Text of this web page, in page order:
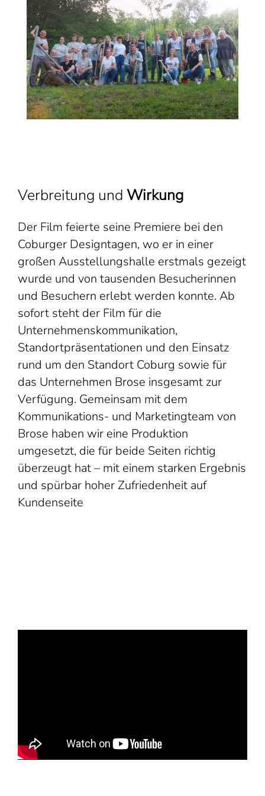
Verbreitung und Wirkung
Der Film feierte seine Premiere bei den
Coburger Designtagen, wo er in einer
großen Ausstellungshalle erstmals gezeigt
wurde und von tausenden Besucherinnen
und Besuchern erlebt werden konnte. Ab
sofort steht der Film für die
Unternehmenskommunikation,
Standortpräsentationen und den Einsatz
rund um den Standort Coburg sowie für
das Unternehmen Brose insgesamt zur
Verfügung. Gemeinsam mit dem
Kommunikations- und Marketingteam von
Brose haben wir eine Produktion
umgesetzt, die für beide Seiten richtig
überzeugt hat – mit einem starken Ergebnis
und spürbar hoher Zufriedenheit auf
Kundenseite